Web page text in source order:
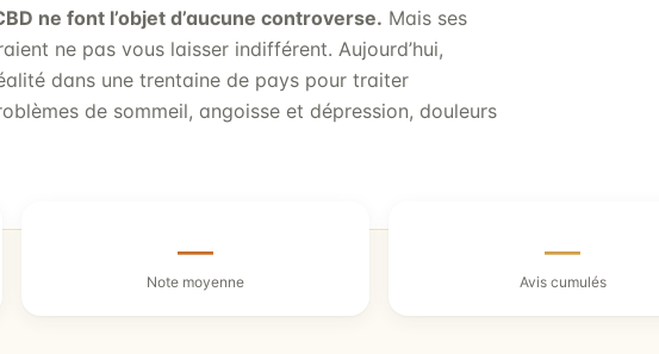
ne font l’objet d’aucune controverse. Mais ses
ne pas vous laisser indifférent. Aujourd’hui,
dans une trentaine de pays pour traiter
de sommeil, angoisse et dépression, douleurs
—
Note moyenne
—
Avis cumulés